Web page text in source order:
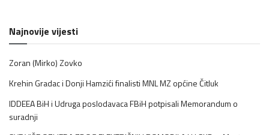
Najnovije vijesti
Zoran (Mirko) Zovko
Krehin Gradac i Donji Hamzići finalisti MNL MZ općine Čitluk
IDDEEA BiH i Udruga poslodavaca FBiH potpisali Memorandum o
suradnji